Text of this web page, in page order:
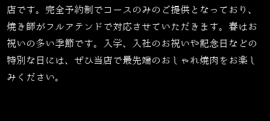
店です。完全予約制でコースのみのご提供となっており、
焼き師がフルアテンドで対応させていただきます。春はお
祝いの多い季節です。入学、入社のお祝いや記念日などの
特別な日には、ぜひ当店で最先端のおしゃれ焼肉をお楽し
みください。